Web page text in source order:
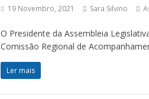
19 Novembro, 2021 Sara Silvino
O Presidente da Assembleia
Comissão Regional de
Ler mais